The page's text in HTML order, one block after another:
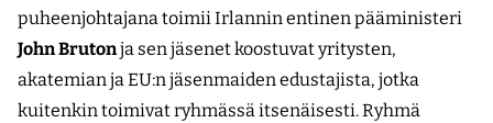
puheenjohtajana toimii Irlannin entinen pääministeri
John Brutonja sen jäsenet koostuvat yritysten,
akatemian ja EU:n jäsenmaiden edustajista, jotka
kuitenkin toimivat ryhmässä itsenäisesti. Ryhmä